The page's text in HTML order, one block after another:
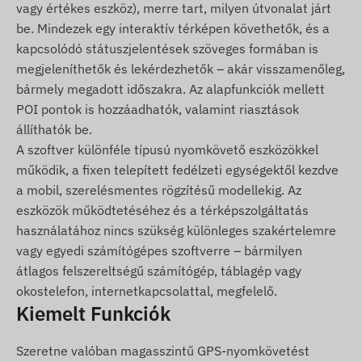
Az adatok továbbítása a benne elhelyezett
(cserélhető) nano SIM kártya segítségével
történik. A pozíciók és az állapotadatok
lekérdezhetők SMS-ben vagy online nyomkövető
alkalmazáson keresztül a világ bármely pontjáról.
Működési régió
4G: Világ
2G: Világ
Vásárlási opciók
Ha csak készüléket vásárol (szoftver előfizetést
nem), azt a gyári beállításokkal adjuk át. A
működtetéshez szükséges SIM kártyáról, annak
beállításairól és a kártya üzemeltetéséről
(feltöltés, éves adategyeztetés) Önnek kell
vagy értékes eszköz), merre tart, milyen útvonalat járt
be. Mindezek egy interaktív térképen követhetők, és a
kapcsolódó státuszjelentések szöveges formában is
megjeleníthetők és lekérdezhetők – akár visszamenőleg,
bármely megadott időszakra. Az alapfunkciók mellett
POI pontok is hozzáadhatók, valamint riasztások
állíthatók be.
A szoftver különféle típusú nyomkövető eszközökkel
működik, a fixen telepített fedélzeti egységektől kezdve
a mobil, szerelésmentes rögzítésű modellekig. Az
eszközök működtetéséhez és a térképszolgáltatás
használatához nincs szükség különleges szakértelemre
vagy egyedi számítógépes szoftverre – bármilyen
átlagos felszereltségű számítógép, táblagép vagy
okostelefon, internetkapcsolattal, megfelelő.
Kiemelt Funkciók
Szeretne valóban magasszintű GPS-nyomkövetést